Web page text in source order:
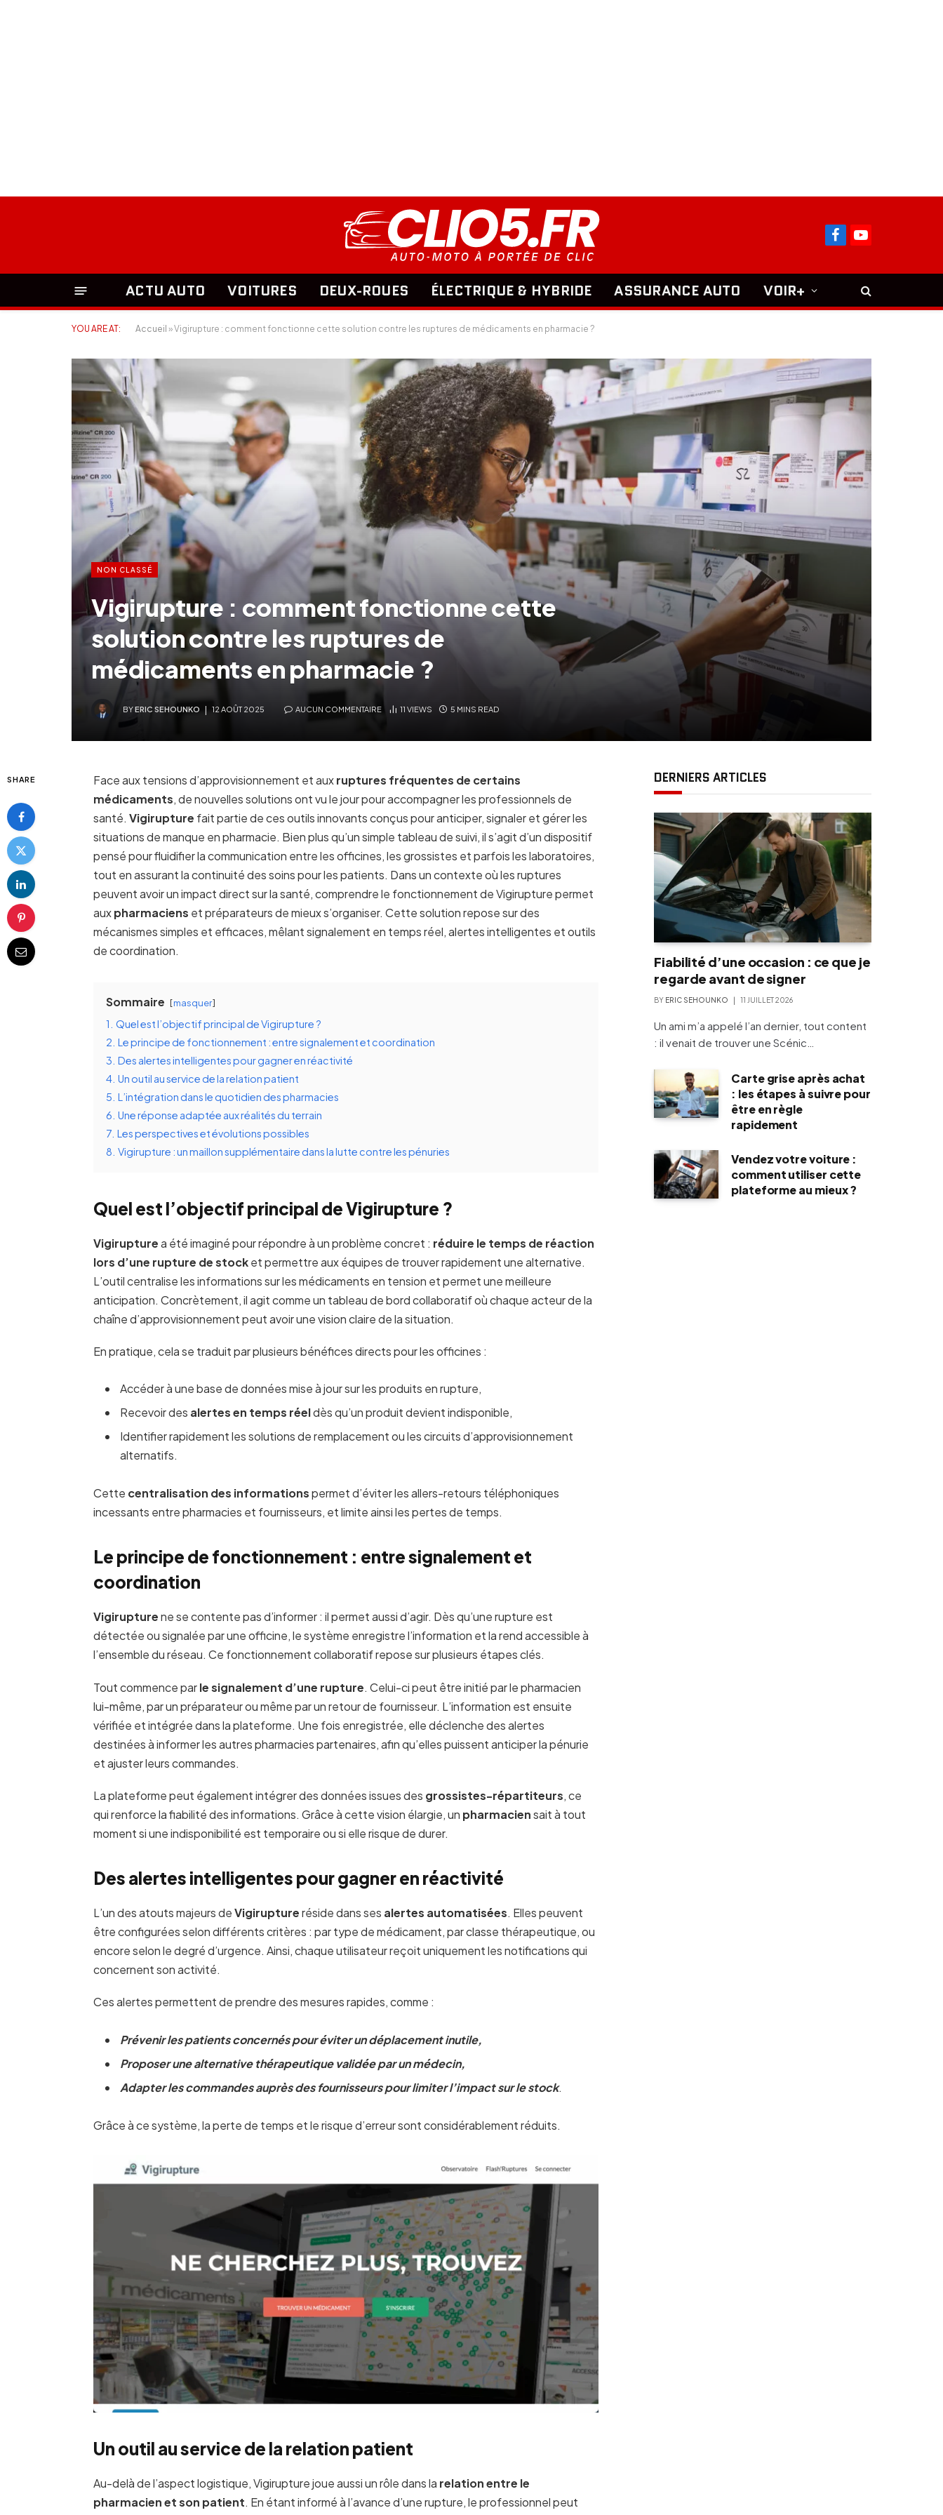
FacebookYouTube
ACTU AUTO VOITURES DEUX-ROUES ÉLECTRIQUE & HYBRIDE ASSURANCE AUTO VOIR+
YOU ARE AT: Accueil »Vigirupture : comment fonctionne cette solution contre les ruptures de médicaments en pharmacie ?
NON CLASSÉ
Vigirupture : comment fonctionne cette
solution contre les ruptures de
médicaments en pharmacie ?
BYERIC SEHOUNKO 12 AOÛT 2025 AUCUN COMMENTAIRE 11 VIEWS 5 MINS READ
SHARE Face aux tensions d’approvisionnement et auxruptures fréquentes de certains
médicaments, de nouvelles solutions ont vu le jour pour accompagner les professionnels de
santé. Vigirupture fait partie de ces outils innovants conçus pour anticiper, signaler et gérer les
situations de manque en pharmacie. Bien plus qu’un simple tableau de suivi, il s’agit d’un dispositif
pensé pour fluidifier la communication entre les officines, les grossistes et parfois les laboratoires,
tout en assurant la continuité des soins pour les patients. Dans un contexte où les ruptures
peuvent avoir un impact direct sur la santé, comprendre le fonctionnement de Vigirupture permet
auxpharmaciens et préparateurs de mieux s’organiser. Cette solution repose sur des
mécanismes simples et efficaces, mêlant signalement en temps réel, alertes intelligentes et outils
de coordination.
Sommaire masquer
1. Quel est l’objectif principal de Vigirupture ?
2. Le principe de fonctionnement : entre signalement et coordination
3. Des alertes intelligentes pour gagner en réactivité
4. Un outil au service de la relation patient
5. L’intégration dans le quotidien des pharmacies
6. Une réponse adaptée aux réalités du terrain
7. Les perspectives et évolutions possibles
8. Vigirupture : un maillon supplémentaire dans la lutte contre les pénuries
Quel est l’objectif principal de Vigirupture ?
Vigirupturea été imaginé pour répondre à un problème concret : réduire le temps de réaction
lors d’une rupture de stocket permettre aux équipes de trouver rapidement une alternative.
L’outil centralise les informations sur les médicaments en tension et permet une meilleure
anticipation. Concrètement, il agit comme un tableau de bord collaboratif où chaque acteur de la
chaîne d’approvisionnement peut avoir une vision claire de la situation.
En pratique, cela se traduit par plusieurs bénéfices directs pour les officines :
Accéder à une base de données mise à jour sur les produits en rupture,
Recevoir des alertes en temps réeldès qu’un produit devient indisponible,
Identifier rapidement les solutions de remplacement ou les circuits d’approvisionnement
alternatifs.
Cette centralisation des informationspermet d’éviter les allers-retours téléphoniques
incessants entre pharmacies et fournisseurs, et limite ainsi les pertes de temps.
Le principe de fonctionnement : entre signalement et
coordination
Vigirupturene se contente pas d’informer : il permet aussi d’agir. Dès qu’une rupture est
détectée ou signalée par une officine, le système enregistre l’information et la rend accessible à
l’ensemble du réseau. Ce fonctionnement collaboratif repose sur plusieurs étapes clés.
Tout commence parle signalement d’une rupture. Celui-ci peut être initié par le pharmacien
lui-même, par un préparateur ou même par un retour de fournisseur. L’information est ensuite
vérifiée et intégrée dans la plateforme. Une fois enregistrée, elle déclenche des alertes
destinées à informer les autres pharmacies partenaires, afin qu’elles puissent anticiper la pénurie
et ajuster leurs commandes.
La plateforme peut également intégrer des données issues des grossistes-répartiteurs, ce
qui renforce la fiabilité des informations. Grâce à cette vision élargie, un pharmaciensait à tout
moment si une indisponibilité est temporaire ou si elle risque de durer.
Des alertes intelligentes pour gagner en réactivité
L’un des atouts majeurs deVigiruptureréside dans ses alertes automatisées. Elles peuvent
être configurées selon différents critères : par type de médicament, par classe thérapeutique, ou
encore selon le degré d’urgence. Ainsi, chaque utilisateur reçoit uniquement les notifications qui
concernent son activité.
Ces alertes permettent de prendre des mesures rapides, comme :
Prévenir les patients concernés pour éviter un déplacement inutile,
Proposer une alternative thérapeutique validée par un médecin,
Adapter les commandes auprès des fournisseurs pour limiter l’impact sur le stock.
Grâce à ce système, la perte de temps et le risque d’erreur sont considérablement réduits.
Un outil au service de la relation patient
Au-delà de l’aspect logistique, Vigirupture joue aussi un rôle dans la relation entre le
pharmacien et son patient. En étant informé à l’avance d’une rupture, le professionnel peut
DERNIERS ARTICLES
Fiabilité d’une occasion : ce que je
regarde avant de signer
BY ERIC SEHOUNKO 11 JUILLET 2026
Un ami m’a appelé l’an dernier, tout content
: il venait de trouver une Scénic…
Carte grise après achat
: les étapes à suivre pour
être en règle
rapidement
Vendez votre voiture :
comment utiliser cette
plateforme au mieux ?